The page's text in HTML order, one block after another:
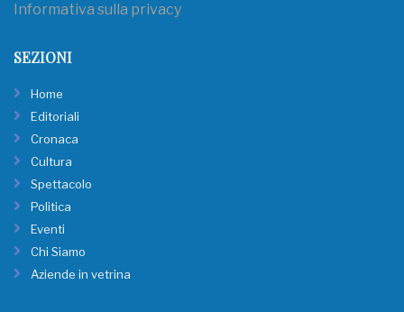
Informativa sulla privacy
SEZIONI
Home
Editoriali
Cronaca
Cultura
Spettacolo
Politica
Eventi
Chi Siamo
Aziende in vetrina